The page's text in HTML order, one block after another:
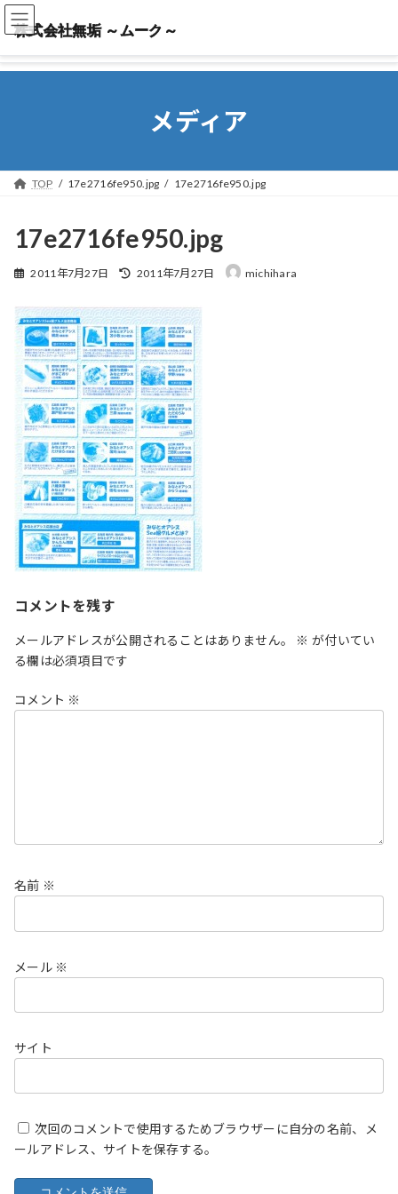
株式会社無垢 ～ムーク～
株式会社無垢 ～ムーク～
メディア
TOP 17e2716fe950.jpg 17e2716fe950.jpg
17e2716fe950.jpg
2011年7月27日
最
新
日
時
:
2011年7月27日 michihara
コメントを残す
メールアドレスが公開されることはありません。 ※ が付いてい
る欄は必須項目です
コメント ※
名前 ※
メール ※
サイト
次回のコメントで使用するためブラウザーに自分の名前、メ
ールアドレス、サイトを保存する。